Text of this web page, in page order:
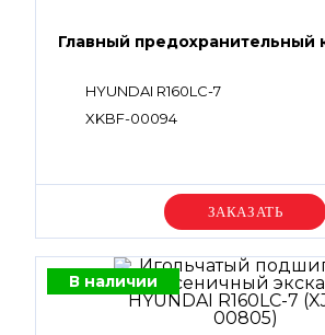
Главный предохранительный
HYUNDAI R160LC-7
XKBF-00094
Уточняйте цену
В наличии